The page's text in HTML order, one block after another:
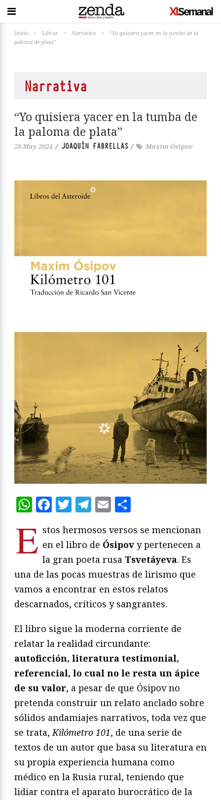
Inicio > Libros > Narrativa >
“Yo quisiera yacer en la tumba de la
paloma de plata”
Narrativa
“Yo quisiera yacer en la tumba de
la paloma de plata”
28 May 2024 / JOAQUÍN FABRELLAS / Maxim Ósipov
WhatsApp
Facebook
Twitter
Telegram
Email
E stos hermosos versos se mencionan
en el libro de Ósipov y pertenecen a
la gran poeta rusa Tsvetáyeva. Es
una de las pocas muestras de lirismo que
vamos a encontrar en estos relatos
descarnados, críticos y sangrantes.
El libro sigue la moderna corriente de
relatar la realidad circundante:
autoficción, literatura testimonial,
referencial, lo cual no le resta un ápice
de su valor, a pesar de que Ósipov no
pretenda construir un relato anclado sobre
sólidos andamiajes narrativos, toda vez que
se trata,Kilómetro 101, de una serie de
textos de un autor que basa su literatura en
su propia experiencia humana como
médico en la Rusia rural, teniendo que
lidiar contra el aparato burocrático de la